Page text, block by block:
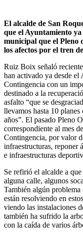
El alcalde de San
que el Ayuntamiento
municipal que el Pleno
los afectos por el tren
Ruiz Boix señaló
han activado ya desde
Contingencia con un
destinado a la
asfalto “que se
llevamos hasta 10
años”. El pasado Pleno
correspondiente al mes
Contingencia, por valor
infraestructuras, reponer
e infraestructuras
Se refirió el alcalde a
alguna calle, algunos
También algún
están resolviendo en
viendo las instalaciones
también ha sufrido la
con la caída de varios